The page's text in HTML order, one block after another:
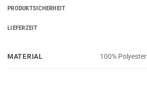
PRODUKTSICHERHEIT
LIEFERZEIT
MATERIAL 100% Polyester